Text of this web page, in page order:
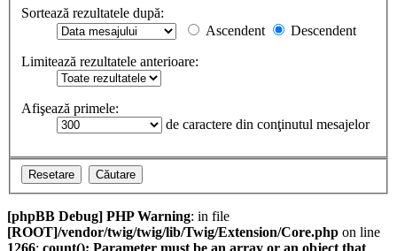
Sortează rezultatele după:
Ascendent
Descendent
Limitează rezultatele anterioare:
Afişează primele:
de caractere din conţinutul mesajelor
[phpBB Debug] PHP Warning: in file
[ROOT]/vendor/twig/twig/lib/Twig/Extension/Core.php on line
1266: count(): Parameter must be an array or an object that